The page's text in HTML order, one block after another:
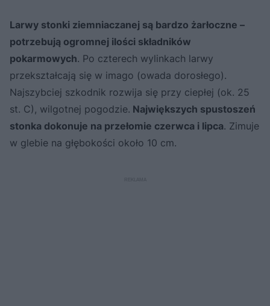
Larwy stonki ziemniaczanej są bardzo żarłoczne –
potrzebują ogromnej ilości składników
pokarmowych. Po czterech wylinkach larwy
przekształcają się w imago (owada dorosłego).
Najszybciej szkodnik rozwija się przy ciepłej (ok. 25
st. C), wilgotnej pogodzie. Największych spustoszeń
stonka dokonuje na przełomie czerwca i lipca. Zimuje
w glebie na głębokości około 10 cm.